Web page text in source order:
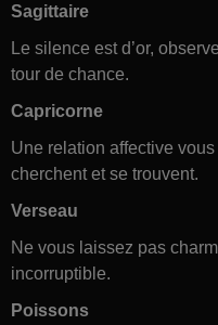
Sagittaire
Le silence est d’or,
tour de chance.
Capricorne
Une relation affective
cherchent et se trouvent.
Verseau
Ne vous laissez pas
incorruptible.
Poissons